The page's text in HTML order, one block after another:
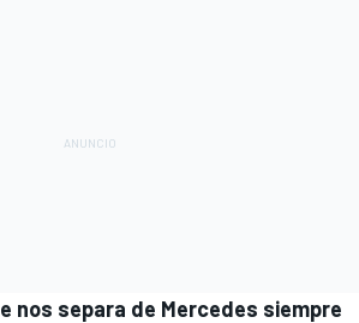
nos separa de Mercedes siempre